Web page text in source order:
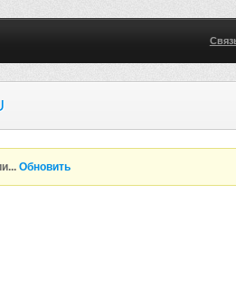
Обновить